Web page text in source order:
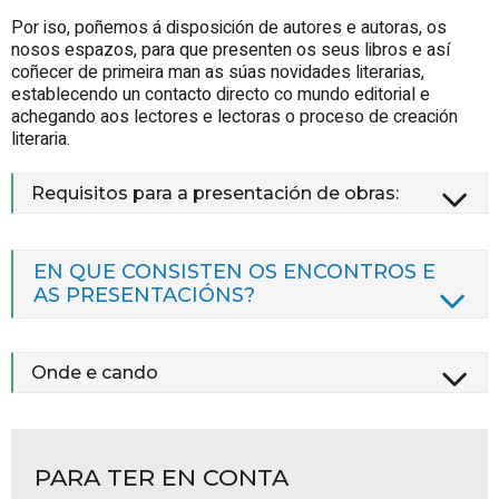
Por iso, poñemos á disposición de autores e autoras, os
nosos espazos, para que presenten os seus libros e así
coñecer de primeira man as súas novidades literarias,
establecendo un contacto directo co mundo editorial e
achegando aos lectores e lectoras o proceso de creación
literaria.
Requisitos para a presentación de obras:
EN QUE CONSISTEN OS ENCONTROS E
AS PRESENTACIÓNS?
Onde e cando
PARA TER EN CONTA